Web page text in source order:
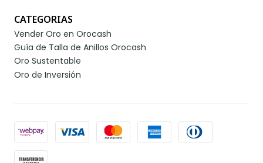
CATEGORIAS
Vender Oro en Orocash
Guía de Talla de Anillos Orocash
Oro Sustentable
Oro de Inversión